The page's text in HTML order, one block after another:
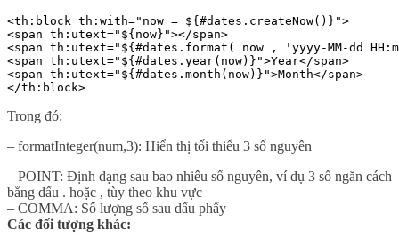
<th:block th:with="now = ${#dates.createNow()}">
<span th:utext="${now}"></span>
<span th:utext="${#dates.format( now , 'yyyy-MM-dd
<span th:utext="${#dates.year(now)}">Year</span>
<span th:utext="${#dates.month(now)}">Month</span>
</th:block>
Trong đó:
– formatInteger(num,3): Hiển thị tối thiểu 3 số nguyên
– POINT: Định dạng sau bao nhiêu số nguyên, ví dụ 3 số ngăn cách
bằng dấu . hoặc , tùy theo khu vực
– COMMA: Số lượng số sau dấu phẩy
Các đối tượng khác: